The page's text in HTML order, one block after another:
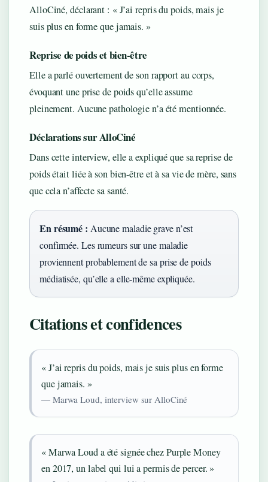
AlloCiné, déclarant : « J’ai repris du poids, mais je
suis plus en forme que jamais. »
Reprise de poids et bien-être
Elle a parlé ouvertement de son rapport au corps,
évoquant une prise de poids qu’elle assume
pleinement. Aucune pathologie n’a été mentionnée.
Déclarations sur AlloCiné
Dans cette interview, elle a expliqué que sa reprise de
poids était liée à son bien-être et à sa vie de mère, sans
que cela n’affecte sa santé.
En résumé : Aucune maladie grave n’est
confirmée. Les rumeurs sur une maladie
proviennent probablement de sa prise de poids
médiatisée, qu’elle a elle-même expliquée.
Citations et confidences
« J’ai repris du poids, mais je suis plus en forme
que jamais. »
— Marwa Loud, interview sur AlloCiné
« Marwa Loud a été signée chez Purple Money
en 2017, un label qui lui a permis de percer. »